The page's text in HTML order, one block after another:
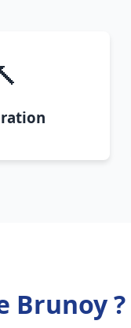
Brunoy ?